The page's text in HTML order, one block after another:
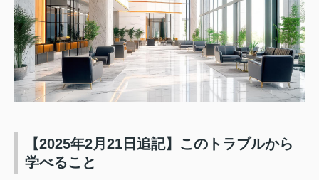
【2025年2月21日追記】このトラブルから
学べること